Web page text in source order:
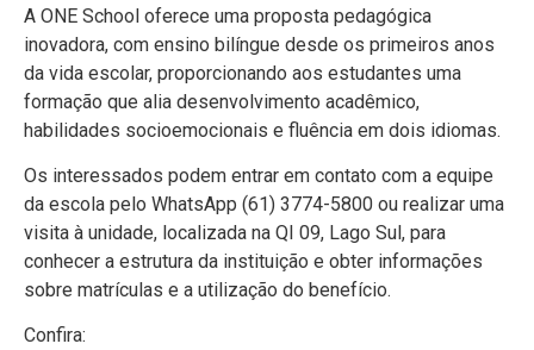
A ONE School oferece uma proposta pedagógica
inovadora, com ensino bilíngue desde os primeiros anos
da vida escolar, proporcionando aos estudantes uma
formação que alia desenvolvimento acadêmico,
habilidades socioemocionais e fluência em dois idiomas.
Os interessados podem entrar em contato com a equipe
da escola pelo WhatsApp (61) 3774-5800 ou realizar uma
visita à unidade, localizada na QI 09, Lago Sul, para
conhecer a estrutura da instituição e obter informações
sobre matrículas e a utilização do benefício.
Confira: